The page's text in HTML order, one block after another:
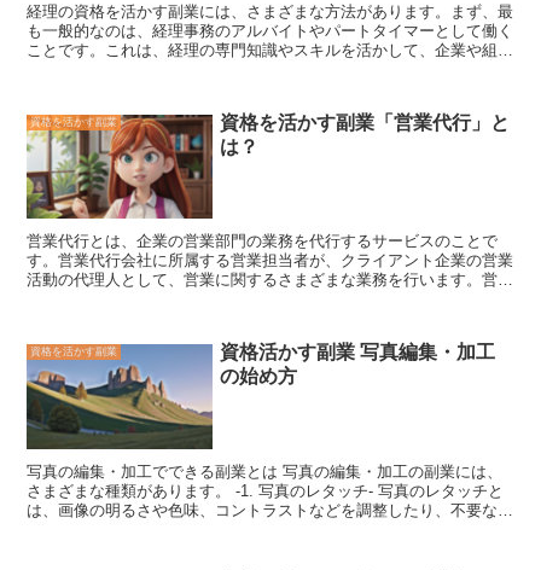
経理の資格を活かす副業には、さまざまな方法があります。まず、最
も一般的なのは、経理事務のアルバイトやパートタイマーとして働く
ことです。これは、経理の専門知識やスキルを活かして、企業や組織
コンサルタントとして働くことです。これは、企業や組織の経理業務
を改善するためのアドバイスやサポートを提供する仕事です。経理コ
ンサルタントとして働くには、経理に関する専門知識やスキルに加え
て、コンサルティングのスキルも必要です。経理コンサルタントの求
人は、コンサルティング会社や求人情報サイトなどで見つけることが
できます。 また、経理の資格を活かして、経理系の資格取得講座の
講師として働くこともできます。これは、経理の資格取得を目指す人
に、経理の知識やスキルを教える仕事です。経理系の資格取得講座の
講師として働くには、経理に関する専門知識やスキルに加えて、講師
これらの他にも、経理の資格を活かして副業としてできることはたく
さんあります。経理の資格を活かして副業をしたい人は、自分のスキ
ルや経験、興味に合わせて、自分に合った副業を見つけるといいでし
ょう。
資格を活かす副業
資格を活かす副業「営業代行」と
は？
営業代行とは、企業の営業部門の業務を代行するサービスのことで
す。営業代行会社に所属する営業担当者が、クライアント企業の営業
活動の代理人として、営業に関するさまざまな業務を行います。営業
顧客からの問い合わせ対応 * 顧客満足度の
向上企業が営業代行を利用するメリットは、以下のような点が挙げ
られます。 *営業活動のコストを削減できる
れる*営業活動の専門知識やスキルを補完できる
上げやすくなる営業代行は、企業の営業活動において重要な役割を
果たしています。企業が業績を向上させ、競争力を強化するために
は、営業代行の活用が不可欠です。
資格を活かす副業
資格活かす副業 写真編集・加工
の始め方
写真の編集・加工でできる副業とは 写真の編集・加工の副業には、
さまざまな種類があります。 -1. 写真のレタッチ- 写真のレタッチと
は、画像の明るさや色味、コントラストなどを調整したり、不要な部